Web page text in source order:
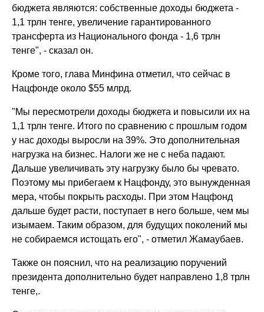
бюджета являются: собственные доходы бюджета -
1,1 трлн тенге, увеличение гарантированного
трансферта из Национального фонда - 1,6 трлн
тенге", - сказал он.
Кроме того, глава Минфина отметил, что сейчас в
Нацфонде около $55 млрд.
"Мы пересмотрели доходы бюджета и повысили их на
1,1 трлн тенге. Итого по сравнению с прошлым годом
у нас доходы выросли на 39%. Это дополнительная
нагрузка на бизнес. Налоги же не с неба падают.
Дальше увеличивать эту нагрузку было бы чревато.
Поэтому мы прибегаем к Нацфонду, это вынужденная
мера, чтобы покрыть расходы. При этом Нацфонд
дальше будет расти, поступает в него больше, чем мы
изымаем. Таким образом, для будущих поколений мы
не собираемся истощать его", - отметил Жамаубаев.
Также он пояснил, что на реализацию поручений
президента дополнительно будет направлено 1,8 трлн
тенге,.